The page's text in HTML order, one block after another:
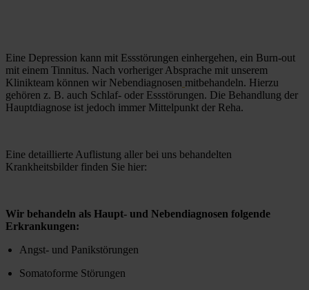
Eine Depression kann mit Essstörungen einhergehen, ein Burn-out
mit einem Tinnitus. Nach vorheriger Absprache mit unserem
Klinikteam können wir Nebendiagnosen mitbehandeln. Hierzu
gehören z. B. auch Schlaf- oder Essstörungen. Die Behandlung der
Hauptdiagnose ist jedoch immer Mittelpunkt der Reha.
Eine detaillierte Auflistung aller bei uns behandelten
Krankheitsbilder finden Sie hier:
Wir behandeln als Haupt- und Nebendiagnosen folgende
Erkrankungen:
Angst- und Panikstörungen
Somatoforme Störungen